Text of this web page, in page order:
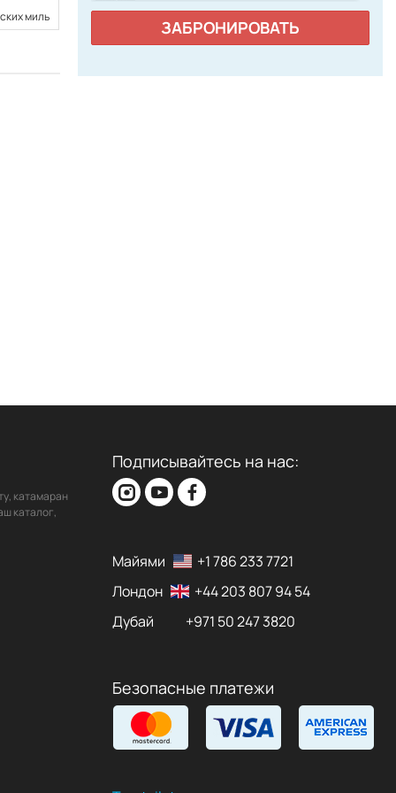
миль
ЗАБРОНИРОВАТЬ
катамаран
каталог,
Подписывайтесь на нас:
Майями
+1 786 233 7721
Лондон
+44 203 807 94 54
Дубай
+971 50 247 3820
Безопасные платежи